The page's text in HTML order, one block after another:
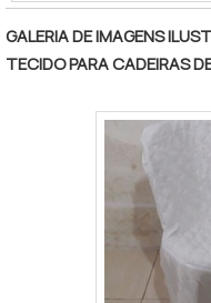
representa
OPÇÃOAlém da
se certifique das
pois devido a sua
as sacolas podem ter
GALERIA DE IMAGENS
TECIDO PARA CADEIRAS